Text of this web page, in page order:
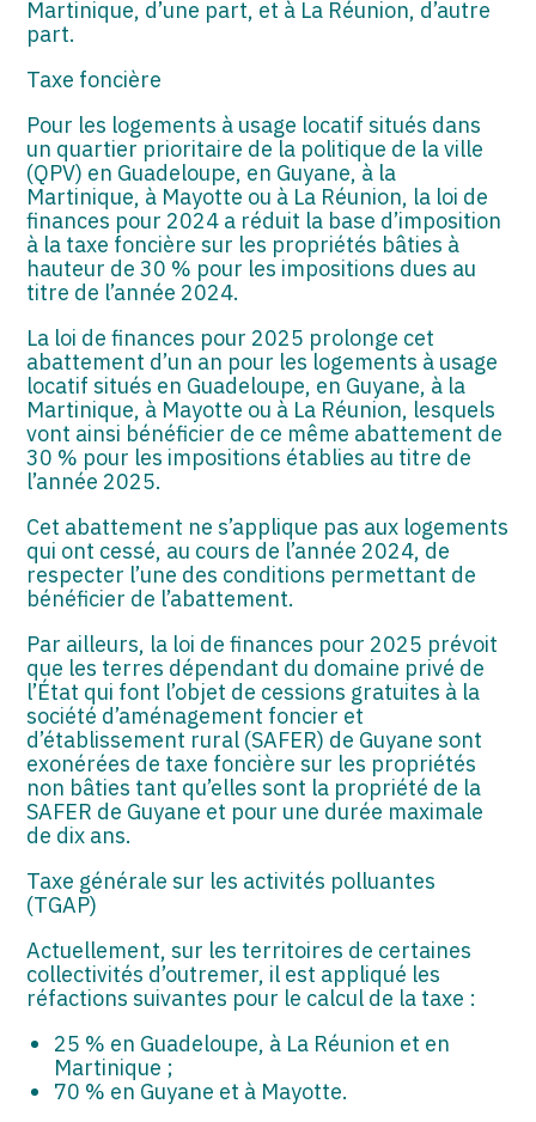
Martinique, d’une part, et à La Réunion, d’autre
part.
Taxe foncière
Pour les logements à usage locatif situés dans
un quartier prioritaire de la politique de la ville
(QPV) en Guadeloupe, en Guyane, à la
Martinique, à Mayotte ou à La Réunion, la loi de
finances pour 2024 a réduit la base d’imposition
à la taxe foncière sur les propriétés bâties à
hauteur de 30 % pour les impositions dues au
titre de l’année 2024.
La loi de finances pour 2025 prolonge cet
abattement d’un an pour les logements à usage
locatif situés en Guadeloupe, en Guyane, à la
Martinique, à Mayotte ou à La Réunion, lesquels
vont ainsi bénéficier de ce même abattement de
30 % pour les impositions établies au titre de
l’année 2025.
Cet abattement ne s’applique pas aux logements
qui ont cessé, au cours de l’année 2024, de
respecter l’une des conditions permettant de
bénéficier de l’abattement.
Par ailleurs, la loi de finances pour 2025 prévoit
que les terres dépendant du domaine privé de
l’État qui font l’objet de cessions gratuites à la
société d’aménagement foncier et
d’établissement rural (SAFER) de Guyane sont
exonérées de taxe foncière sur les propriétés
non bâties tant qu’elles sont la propriété de la
SAFER de Guyane et pour une durée maximale
de dix ans.
Taxe générale sur les activités polluantes
(TGAP)
Actuellement, sur les territoires de certaines
collectivités d’outremer, il est appliqué les
réfactions suivantes pour le calcul de la taxe :
25 % en Guadeloupe, à La Réunion et en
Martinique ;
70 % en Guyane et à Mayotte.